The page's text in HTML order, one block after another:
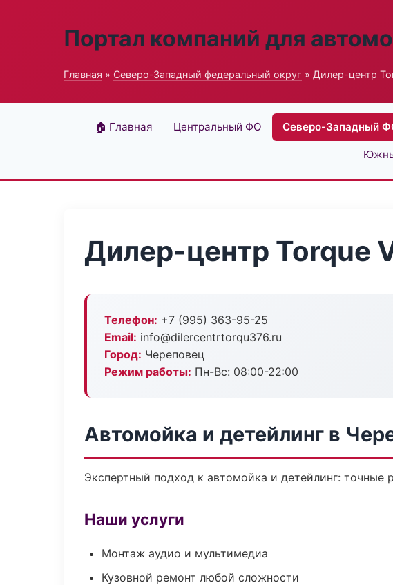
Портал компаний для
Главная » Северо-Западный федеральный округ » Дилер-центр
🏠 Главная Центральный ФО Северо-Западный
Дилер-центр Torque
Телефон: +7 (995) 363-95-25
Email: info@dilercentrtorqu376.ru
Город: Череповец
Режим работы: Пн-Вс: 08:00-22:00
Автомойка и детейлинг в
Экспертный подход к автомойка и детейлинг:
Наши услуги
Монтаж аудио и мультимедиа
Кузовной ремонт любой сложности